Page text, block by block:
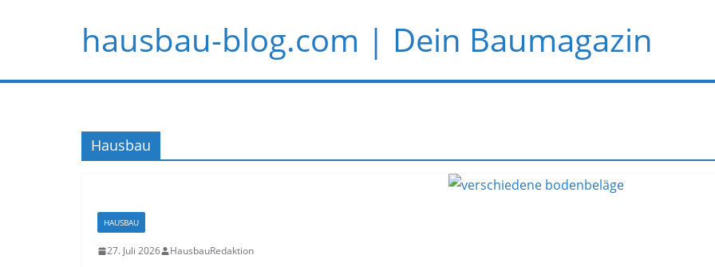
hausbau-blog.com | Dein Baumagazin
Hausbau
HAUSBAU
27. Juli 2026 HausbauRedaktion